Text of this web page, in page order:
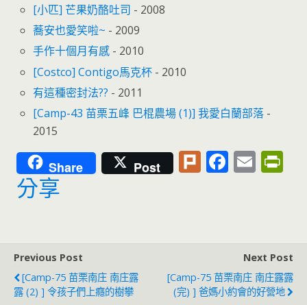
[小匹] 芒果奶酪吐司 - 2008
蕎安也愛笑啦~ - 2009
手作十個月有感 - 2010
[Costco] Contigo馬克杯 - 2010
有這種密封法?? - 2011
[Camp-43 苗栗五峰 巴棍農場 (1)] 我愛白蘭部落 -
2015
Share Post Pl F
o
k
E
e
n
dl
分享
Previous Post
[Camp-75 苗栗南庄 南庄露
露 (2) ] 令孩子們上癮的樹攀
Next Post
[Camp-75 苗栗南庄 南庄露露
(完) ] 爸媽小約會的好營地